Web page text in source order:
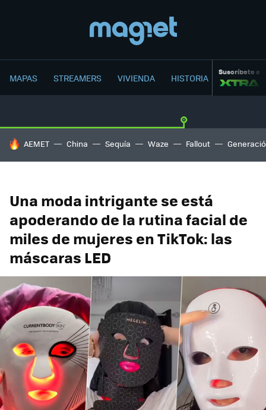
MAPAS STREAMERS VIVIENDA HISTORIA Suscríbete a
HOY SE HABLA DE
AEMET China Sequía Waze Fallout
Una moda intrigante se está
apoderando de la rutina facial de
miles de mujeres en TikTok: las
máscaras LED